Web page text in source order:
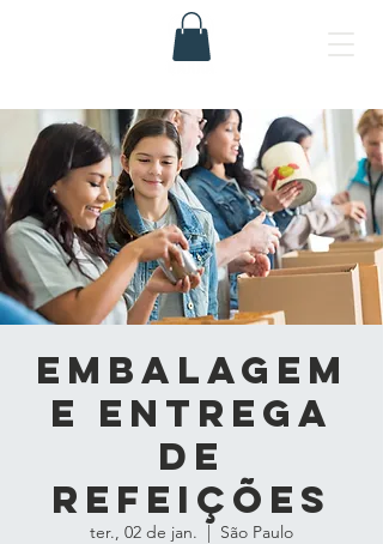
Embalagem
e Entrega
de
Refeições
ter., 02 de jan.
  |
São Paulo